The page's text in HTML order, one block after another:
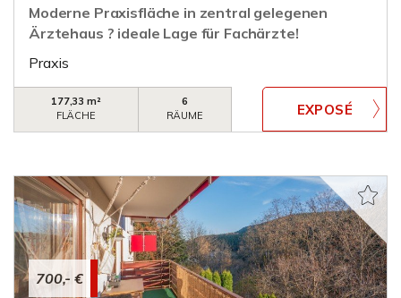
Moderne Praxisfläche in zentral gelegenen
Ärztehaus ? ideale Lage für Fachärzte!
Praxis
177,33 m²
FLÄCHE
6
RÄUME
700,- €